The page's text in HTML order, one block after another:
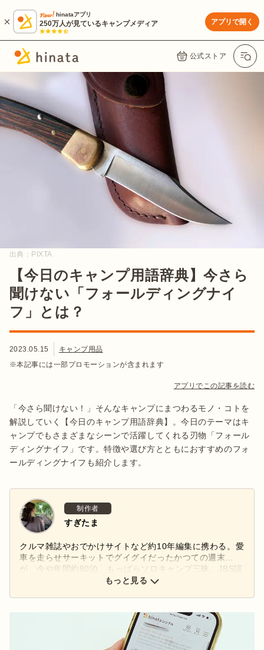
hinataアプリ
250万人が見ているキャンプメディア アプリで開く
公式ストア
出典： PIXTA
【今日のキャンプ用語辞典】今さら
聞けない「フォールディングナイ
フ」とは？
2023.05.15
キャンプ用品
※本記事には一部プロモーションが含まれます
アプリでこの記事を読む
「今さら聞けない！」そんなキャンプにまつわるモノ・コトを
解説していく【今日のキャンプ用語辞典】。今日のテーマはキ
ャンプでもさまざまなシーンで活躍してくれる刃物「フォール
ディングナイフ」です。特徴や選び方とともにおすすめのフォ
ールディングナイフも紹介します。
制作者
すぎたま
クルマ雑誌やおでかけサイトなど約10年編集に携わる。愛
車を走らせサーキットでグイグイだったかつての週末…
が、今や年間約80泊、もっぱらソロキャンプ三昧。JBS認
定ブッシュクラフトアドバイザー
もっと見る